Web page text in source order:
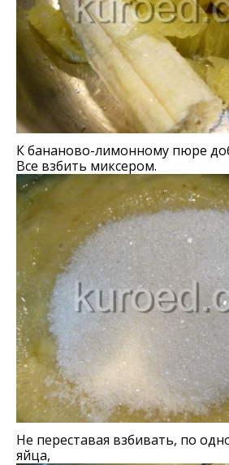
К бананово-лимонному пюре
Все взбить миксером.
Не переставая взбивать, по
яйца,